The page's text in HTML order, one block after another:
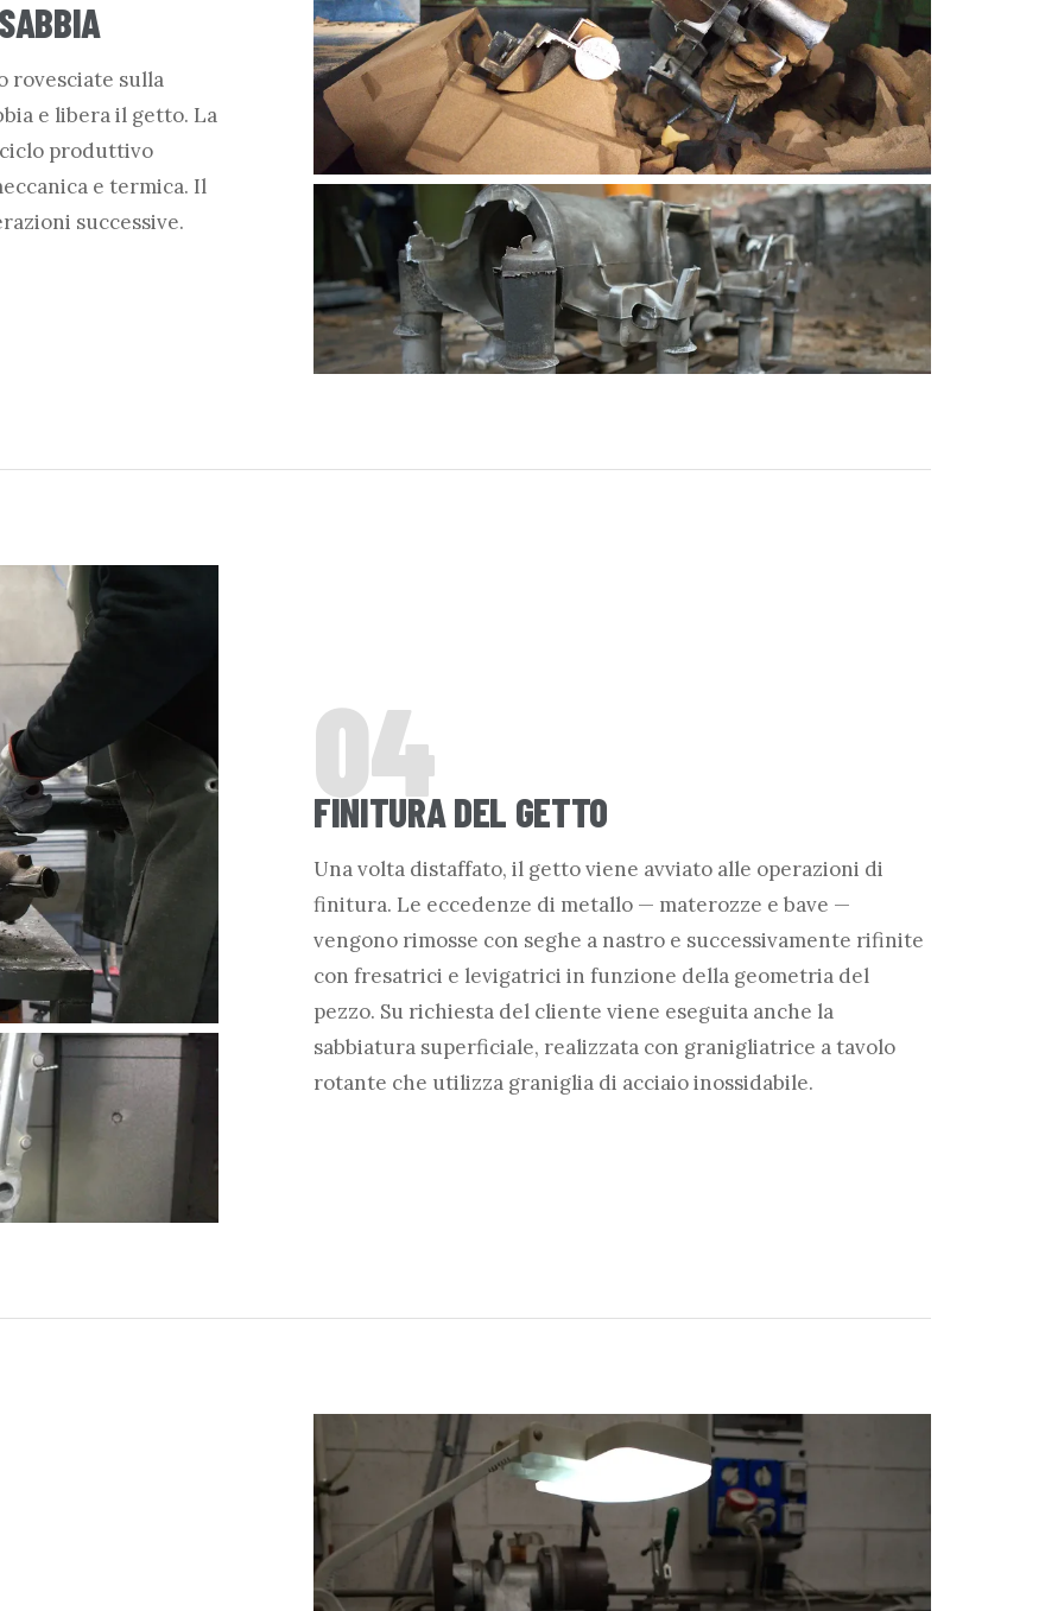
rovesciate sulla
e libera il getto. La
produttivo
e termica. Il
successive.
04
FINITURA DEL GETTO
Una volta distaffato, il getto viene avviato alle operazioni di
finitura. Le eccedenze di metallo — materozze e bave —
vengono rimosse con seghe a nastro e successivamente rifinite
con fresatrici e levigatrici in funzione della geometria del
pezzo. Su richiesta del cliente viene eseguita anche la
sabbiatura superficiale, realizzata con granigliatrice a tavolo
rotante che utilizza graniglia di acciaio inossidabile.